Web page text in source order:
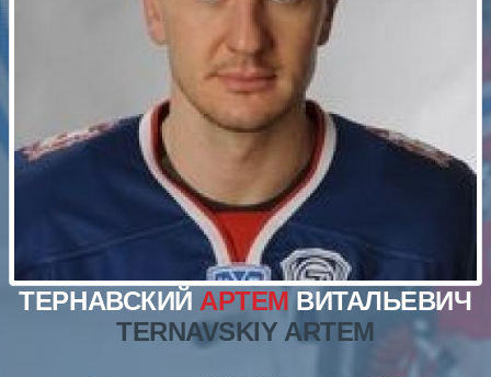
ТЕРНАВСКИЙ АРТЕМ ВИТАЛЬЕВИЧ
TERNAVSKIY ARTEM